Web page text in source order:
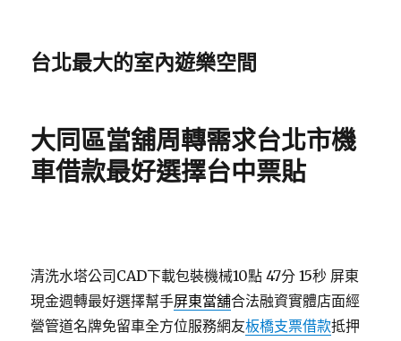
台北最大的室內遊樂空間
大同區當舖周轉需求台北市機
車借款最好選擇台中票貼
清洗水塔公司CAD下載包裝機械10點 47分 15秒 屏東
現金週轉最好選擇幫手屏東當舖合法融資實體店面經
營管道名牌免留車全方位服務網友板橋支票借款抵押